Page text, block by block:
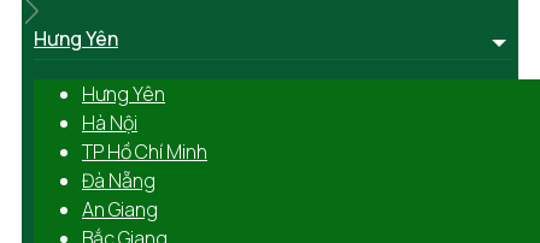
Hưng Yên
Hưng Yên
Hà Nội
TP Hồ Chí Minh
Đà Nẵng
An Giang
Bắc Giang